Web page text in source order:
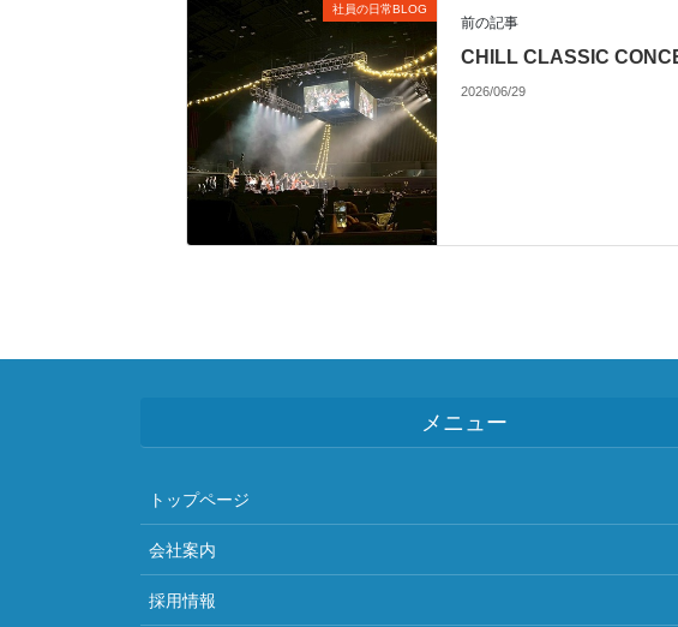
社員の日常BLOG
前の記事
CHILL CLASSIC
2026/06/29
メニュー
トップページ
会社案内
採用情報